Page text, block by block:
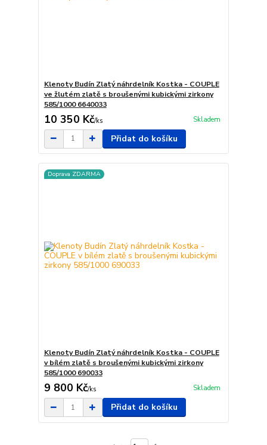
Klenoty Budín Zlatý náhrdelník Kostka - COUPLE
ve žlutém zlatě s broušenými kubickými zirkony
585/1000 6640033
10 350 Kč/ks Skladem
Přidat do košíku
Doprava ZDARMA
Klenoty Budín Zlatý náhrdelník Kostka - COUPLE
v bílém zlatě s broušenými kubickými zirkony
585/1000 690033
9 800 Kč/ks Skladem
Přidat do košíku